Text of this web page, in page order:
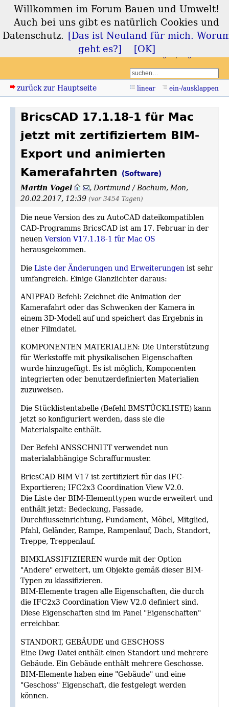
Forum Bauen und
Umwelt
zurück zur Hauptseite linear ein-/ausklappen
BricsCAD 17.1.18-1 für Mac
jetzt mit zertifiziertem BIM-
Export und animierten
Kamerafahrten (Software)
Martin Vogel ,Dortmund / Bochum,Mon,
20.02.2017, 12:39 (vor 3454 Tagen)
Die neue Version des zu AutoCAD dateikompatiblen
CAD-Programms BricsCAD ist am 17. Februar in der
neuenVersion V17.1.18-1 für Mac OS
herausgekommen.
DieListe der Änderungen und Erweiterungenist sehr
umfangreich. Einige Glanzlichter daraus:
ANIPFAD Befehl: Zeichnet die Animation der
Kamerafahrt oder das Schwenken der Kamera in
einem 3D-Modell auf und speichert das Ergebnis in
einer Filmdatei.
KOMPONENTEN MATERIALIEN: Die Unterstützung
für Werkstoffe mit physikalischen Eigenschaften
wurde hinzugefügt. Es ist möglich, Komponenten
integrierten oder benutzerdefinierten Materialien
zuzuweisen.
Die Stücklistentabelle (Befehl BMSTÜCKLISTE) kann
jetzt so konfiguriert werden, dass sie die
Materialspalte enthält.
Der Befehl ANSSCHNITT verwendet nun
materialabhängige Schraffurmuster.
BricsCAD BIM V17 ist zertifiziert für das IFC-
Exportieren; IFC2x3 Coordination View V2.0.
Die Liste der BIM-Elementtypen wurde erweitert und
enthält jetzt: Bedeckung, Fassade,
Durchflusseinrichtung, Fundament, Möbel, Mitglied,
Pfahl, Geländer, Rampe, Rampenlauf, Dach, Standort,
Treppe, Treppenlauf.
BIMKLASSIFIZIEREN wurde mit der Option
"Andere" erweitert, um Objekte gemäß dieser BIM-
Typen zu klassifizieren.
BIM-Elemente tragen alle Eigenschaften, die durch
die IFC2x3 Coordination View V2.0 definiert sind.
Diese Eigenschaften sind im Panel "Eigenschaften"
erreichbar.
STANDORT, GEBÄUDE und GESCHOSS
Eine Dwg-Datei enthält einen Standort und mehrere
Gebäude. Ein Gebäude enthält mehrere Geschosse.
BIM-Elemente haben eine "Gebäude" und eine
"Geschoss" Eigenschaft, die festgelegt werden
können.
Willkommen im Forum Bauen und Umwelt!
Auch bei uns gibt es natürlich Cookies und
Datenschutz. [Das ist Neuland für mich.
geht es?]
[OK]